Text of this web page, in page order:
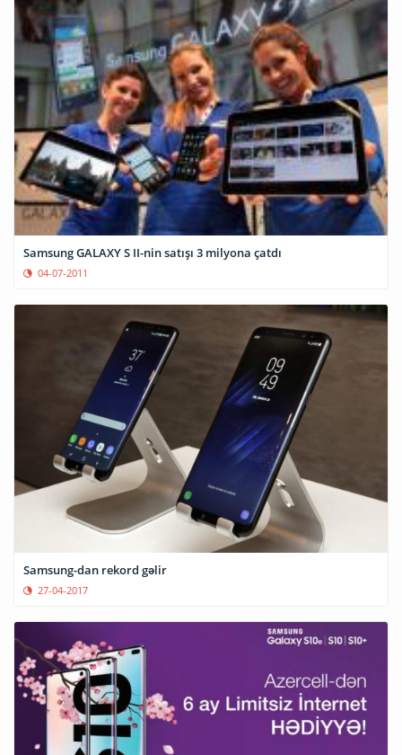
Samsung GALAXY S II-nin satışı 3 milyona çatdı
04-07-2011
Samsung-dan rekord gəlir
27-04-2017